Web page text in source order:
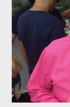
guardar reposo
gestación Marta
mamá feliz. Otro
sido el madrileño,
pasarelas ...